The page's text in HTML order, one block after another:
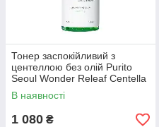
Тонер заспокійливий з
центеллою без олій Purito
Seoul Wonder Releaf Centella
Toner Unscented 200 ml
В наявності
1 080 ₴